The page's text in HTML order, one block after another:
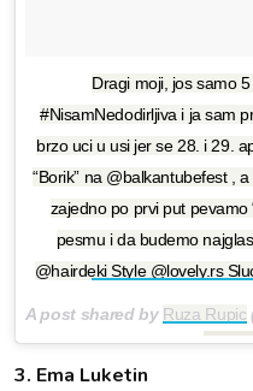
Dragi moji, jos samo
#NisamNedodirljiva i ja sam
brzo uci u usi jer se 28. i 29.
“Borik” na @balkantubefest ,
zajedno po prvi put
pesmu i da budemo
@hairdeki Style @lovely.rs
A post shared by Ruza Rupic
3. Ema Luketin